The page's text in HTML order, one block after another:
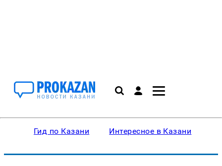
Гид по Казани Интересное в Казани